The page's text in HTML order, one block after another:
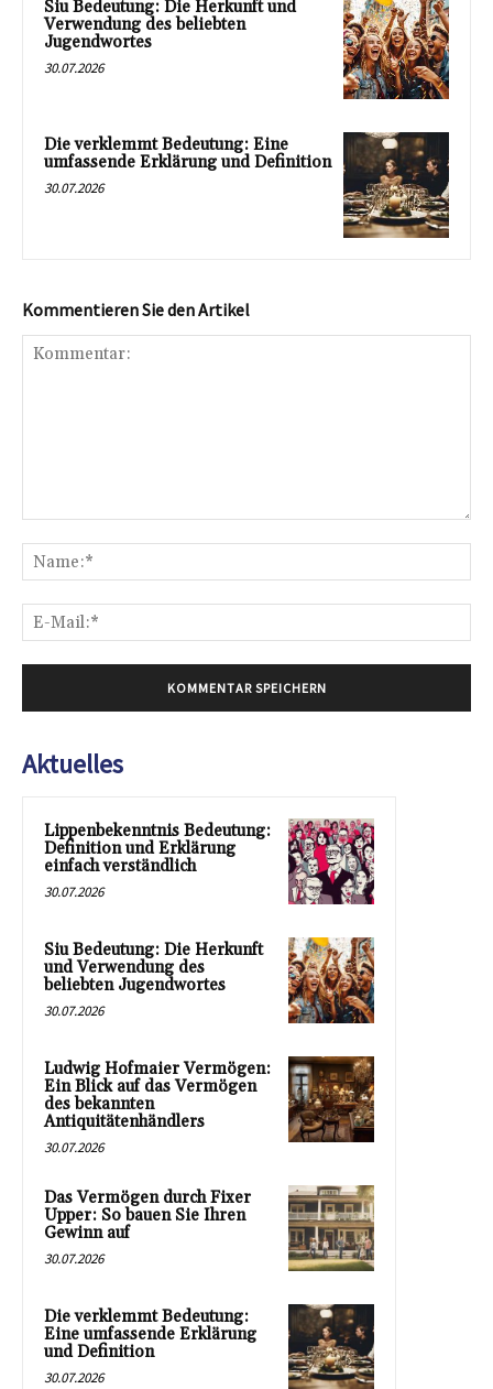
Siu Bedeutung: Die Herkunft und
Verwendung des beliebten
Jugendwortes
30.07.2026
Die verklemmt Bedeutung: Eine
umfassende Erklärung und Definition
30.07.2026
Kommentieren Sie den Artikel
Aktuelles
Lippenbekenntnis Bedeutung:
Definition und Erklärung
einfach verständlich
30.07.2026
Siu Bedeutung: Die Herkunft
und Verwendung des
beliebten Jugendwortes
30.07.2026
Ludwig Hofmaier Vermögen:
Ein Blick auf das Vermögen
des bekannten
Antiquitätenhändlers
30.07.2026
Das Vermögen durch Fixer
Upper: So bauen Sie Ihren
Gewinn auf
30.07.2026
Die verklemmt Bedeutung:
Eine umfassende Erklärung
und Definition
30.07.2026